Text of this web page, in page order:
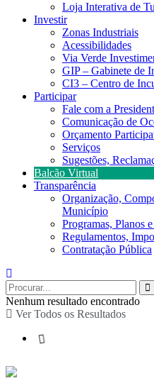
Loja Interativa de
Investir
Zonas Industriais
Acessibilidades
Via Verde
GIP – Gabinete de
CI3 – Centro de
Participar
Fale com a
Comunicação de
Orçamento
Serviços
Sugestões,
Balcão Virtual
Transparência
Organização,
Município
Programas, Planos
Regulamentos,
Contratação Pública
Nenhum resultado encontrado
Ver Todos os Resultados